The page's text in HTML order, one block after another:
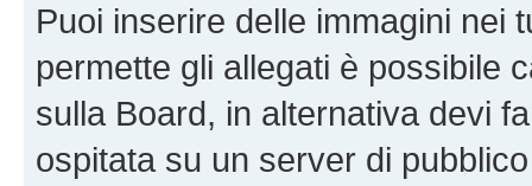
Puoi inserire delle immagini nei
permette gli allegati è possibile
sulla Board, in alternativa devi
ospitata su un server di